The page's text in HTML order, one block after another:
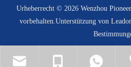
Urheberrecht © 2026 Wenzhou
vorbehalten.Unterstützung von